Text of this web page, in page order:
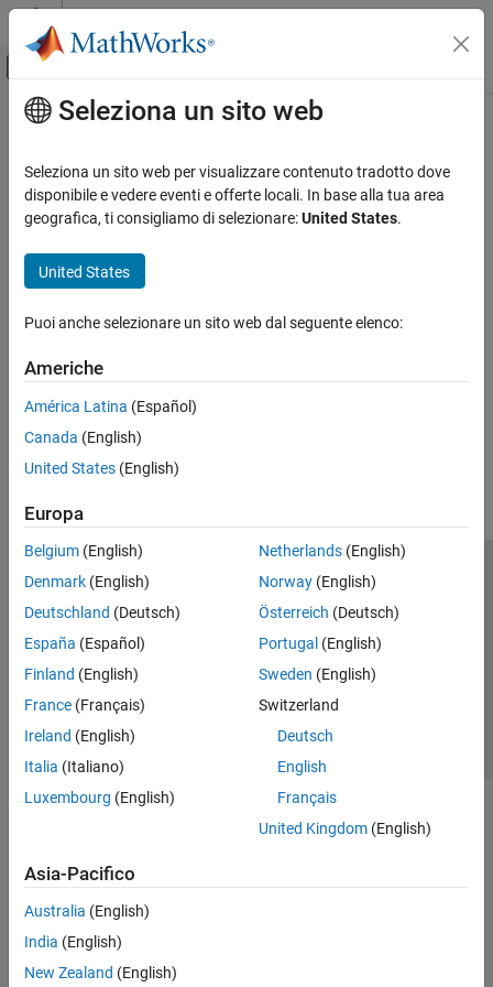
Vai al contenuto
Attiva/disattiva menu di navigazione
Pagina iniziale della documentazione
Contenuto principale
Seleziona un sito web
Seleziona un sito web per visualizzare contenuto tradotto dove
disponibile e vedere eventi e offerte locali. In base alla tua area
geografica, ti consigliamo di selezionare:United States.
United States
Puoi anche selezionare un sito web dal seguente elenco:
Americhe
América Latina (Español)
Canada (English)
United States (English)
Europa
Belgium (English)
Denmark (English)
Deutschland (Deutsch)
España (Español)
Finland (English)
France (Français)
Ireland (English)
Italia (Italiano)
Luxembourg (English)
Netherlands(English)
Norway(English)
Österreich (Deutsch)
Portugal (English)
Sweden (English)
Switzerland
Deutsch
English
Français
United Kingdom(English)
Asia-Pacifico
Australia (English)
India (English)
New Zealand (English)
Centro di fiducia
Informativa sulla privacy
Antipirateria
Stato dell'applicazione
Contatti
© 1994-2026 The MathWorks, Inc.